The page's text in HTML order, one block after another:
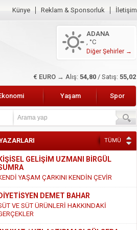
Künye Reklam & Sponsorluk İletişim
ADANA
, °C
Diğer Şehirler →
$ DOLAR → Alış: 47,47 / Satış: 47,66
Yaşam Spor
TÜMÜ
GELİŞİM UZMANI BİRGÜL
YAŞAM ÇARKINI KENDİN ÇEVİR
DEMET BAHAR
VE SÜT ÜRÜNLERİ HAKKINDAKİ